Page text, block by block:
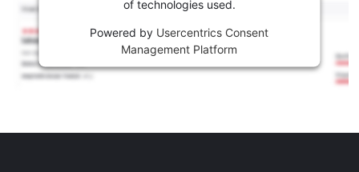
of technologies used.
Powered by Usercentrics Consent
Management Platform